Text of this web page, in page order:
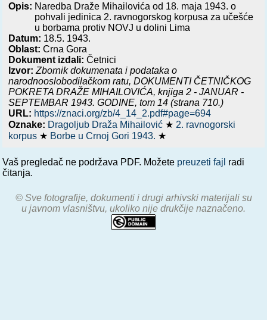
Opis: Naredba Draže Mihailovića od 18. maja 1943. o
pohvali jedinica 2. ravnogorskog korpusa za učešće
u borbama protiv NOVJ u dolini Lima
Datum: 18.5. 1943.
Oblast: Crna Gora
Dokument izdali: Četnici
Izvor: Zbornik dokumenata i podataka o
narodnooslobodilačkom ratu,DOKUMENTI ČETNIČKOG
POKRETA DRAŽE MIHAILOVIĆA, knjiga 2 - JANUAR -
SEPTEMBAR 1943. GODINE, tom 14 (strana 710.)
URL: https://znaci.org/zb/4_14_2.pdf#page=694
Oznake: Dragoljub Draža Mihailović ★ 2. ravnogorski
korpus ★ Borbe u Crnoj Gori 1943. ★
Vaš pregledač ne podržava PDF. Možete preuzeti fajl radi
čitanja.
© Sve fotografije, dokumenti i drugi arhivski materijali su
u javnom vlasništvu, ukoliko nije drukčije naznačeno.